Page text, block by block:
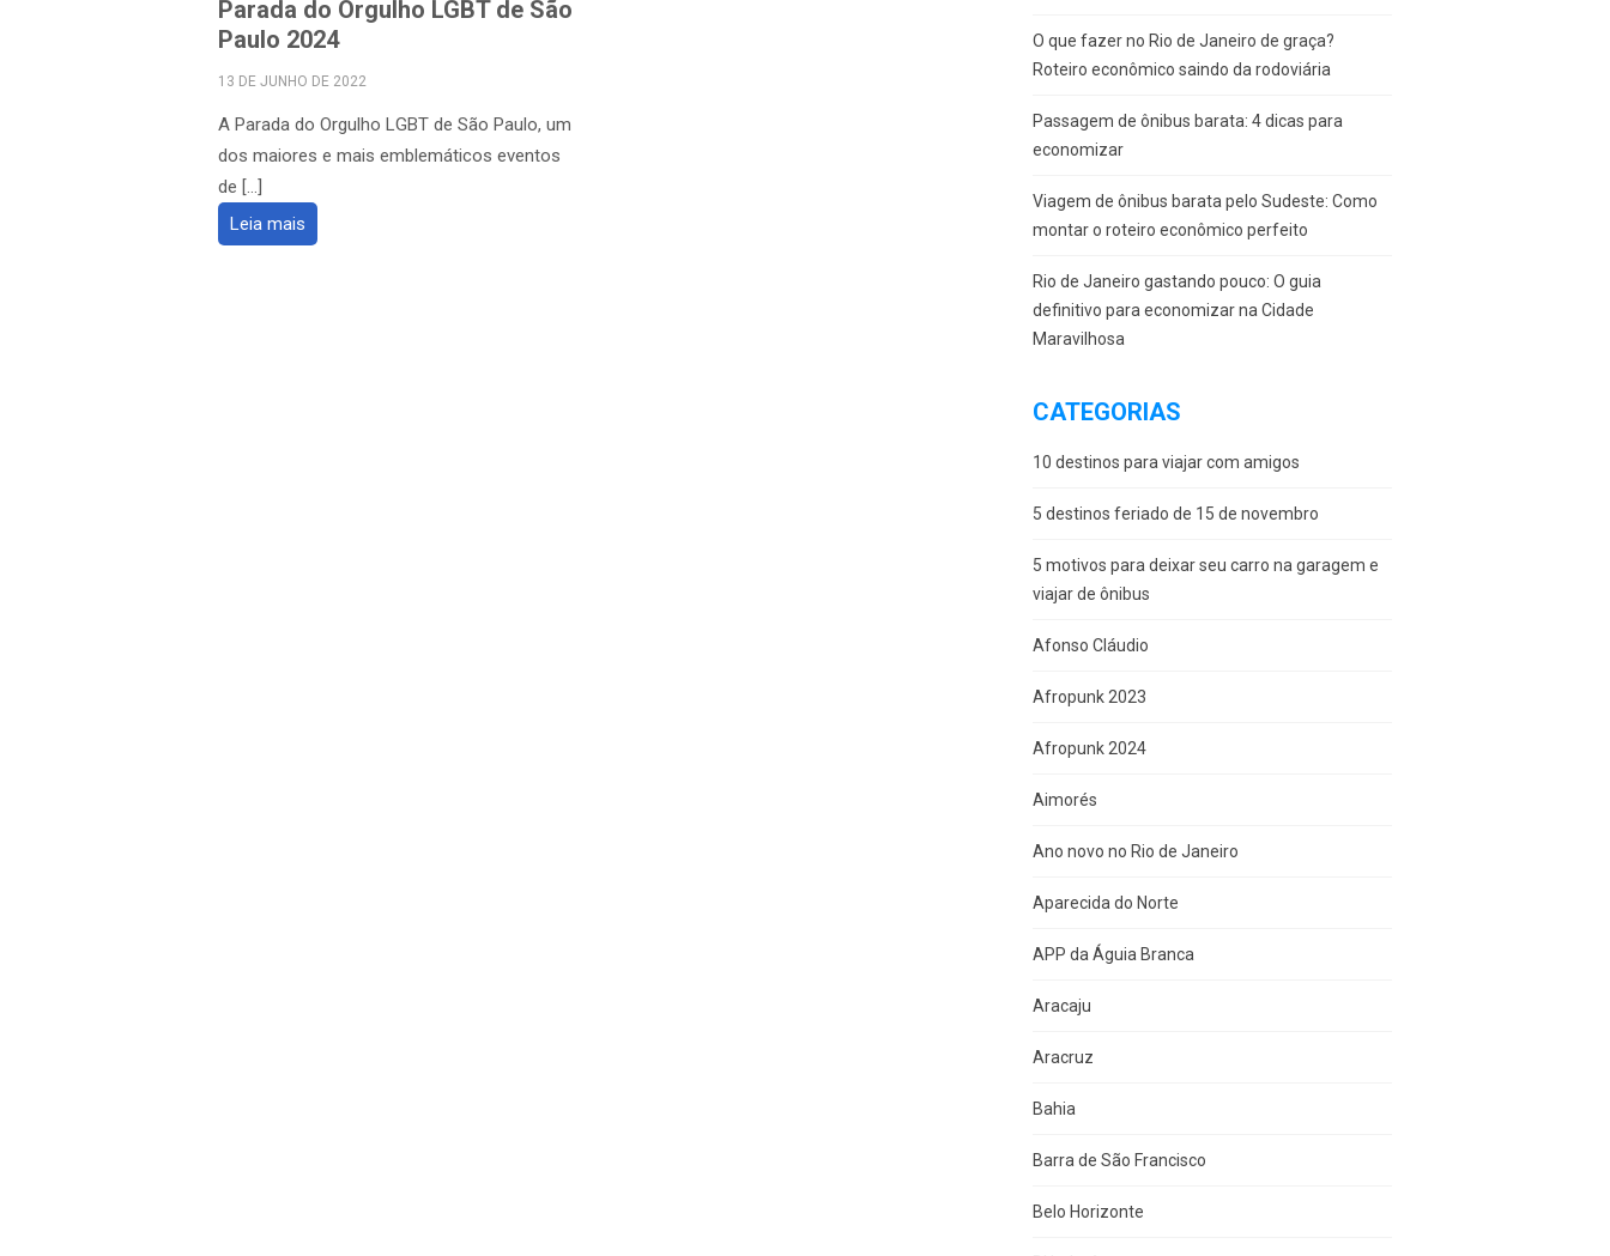
Parada do Orgulho LGBT de São
Paulo 2024
POSTED
13 DE JUNHO DE 2022
A Parada do Orgulho LGBT de São Paulo, um
dos maiores e mais emblemáticos eventos
de […]
Leia mais
O que fazer no Rio de Janeiro de graça?
Roteiro econômico saindo da rodoviária
Passagem de ônibus barata: 4 dicas para
economizar
Viagem de ônibus barata pelo Sudeste: Como
montar o roteiro econômico perfeito
Rio de Janeiro gastando pouco: O guia
definitivo para economizar na Cidade
Maravilhosa
CATEGORIAS
10 destinos para viajar com amigos
5 destinos feriado de 15 de novembro
5 motivos para deixar seu carro na garagem e
viajar de ônibus
Afonso Cláudio
Afropunk 2023
Afropunk 2024
Aimorés
Ano novo no Rio de Janeiro
Aparecida do Norte
APP da Águia Branca
Aracaju
Aracruz
Bahia
Barra de São Francisco
Belo Horizonte